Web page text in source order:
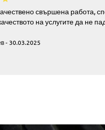
свършена работа,
на услугите да не
- 30.03.2025